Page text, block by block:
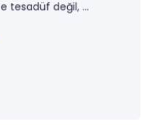
tesadüf değil, ...